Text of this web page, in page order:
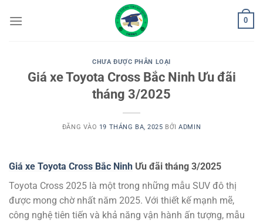
qua
0
CHƯA ĐƯỢC PHÂN LOẠI
Giá xe Toyota Cross Bắc Ninh Ưu đãi
tháng 3/2025
ĐĂNG VÀO 19 THÁNG BA, 2025 BỞIADMIN
Giá xe Toyota Cross Bắc Ninh Ưu đãi tháng 3/2025
Toyota Cross 2025 là một trong những mẫu SUV đô thị
được mong chờ nhất năm 2025. Với thiết kế mạnh mẽ,
công nghệ tiên tiến và khả năng vận hành ấn tượng, mẫu